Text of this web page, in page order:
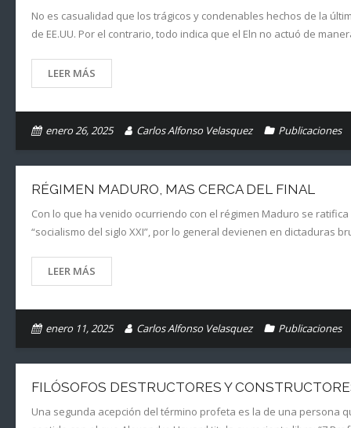
No es casualidad que los trágicos y condenables hechos de la
de EE.UU. Por el contrario, todo indica que el Eln no actuó de
LEER MÁS
enero 26, 2025 Carlos Alfonso Velasquez Publicaciones
RÉGIMEN MADURO, MAS CERCA DEL FINAL
Con lo que ha venido ocurriendo con el régimen Maduro se
“socialismo del siglo XXI”, por lo general devienen en dictaduras
LEER MÁS
enero 11, 2025 Carlos Alfonso Velasquez Publicaciones
FILÓSOFOS DESTRUCTORES Y
Una segunda acepción del término profeta es la de una persona